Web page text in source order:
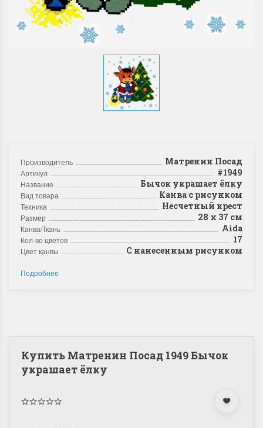
Производитель Матренин Посад
Артикул #1949
Название Бычок украшает ёлку
Вид товара Канва с рисунком
Техника Несчетный крест
Размер 28 х 37 см
Канва/Ткань Aida
Кол-во цветов 17
Цвет канвы С нанесенным рисунком
Подробнее
Купить Матренин Посад 1949 Бычок
украшает ёлку